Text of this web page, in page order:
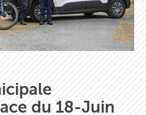
du 18-Juin